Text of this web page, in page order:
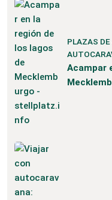
PLAZAS
Acampar